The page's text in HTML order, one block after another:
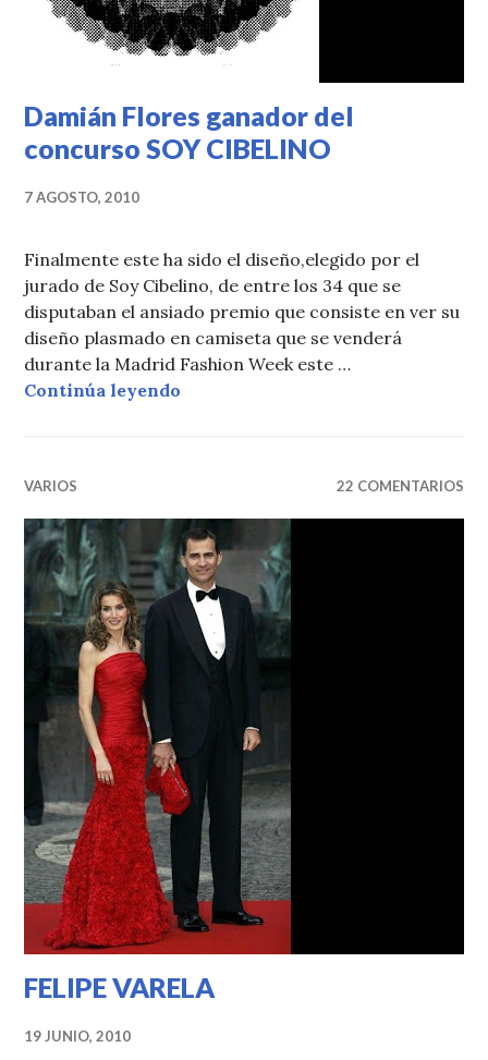
Damián Flores ganador del
concurso SOY CIBELINO
7 AGOSTO, 2010
Finalmente este ha sido el diseño,elegido por el
jurado de Soy Cibelino, de entre los 34 que se
disputaban el ansiado premio que consiste en ver su
diseño plasmado en camiseta que se venderá
durante la Madrid Fashion Week este …
Continúa leyendo
VARIOS 22 COMENTARIOS
FELIPE VARELA
19 JUNIO, 2010